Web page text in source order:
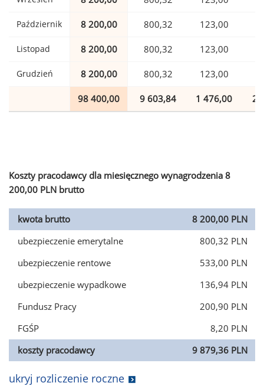
Październik 8 200,00 800,32 123,00
Listopad 8 200,00 800,32 123,00
Grudzień 8 200,00 800,32 123,00
98 400,00 9 603,84 1 476,00 2
Koszty pracodawcy dla miesięcznego wynagrodzenia 8
200,00 PLN brutto
kwota brutto
8 200,00 PLN
ubezpieczenie emerytalne
800,32 PLN
ubezpieczenie rentowe
533,00 PLN
ubezpieczenie wypadkowe
136,94 PLN
Fundusz Pracy
200,90 PLN
FGŚP
8,20 PLN
koszty pracodawcy
9 879,36 PLN
ukryj rozliczenie roczne